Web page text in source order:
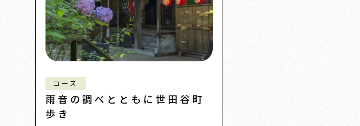
コース
雨音の調べとともに世田谷町
歩き